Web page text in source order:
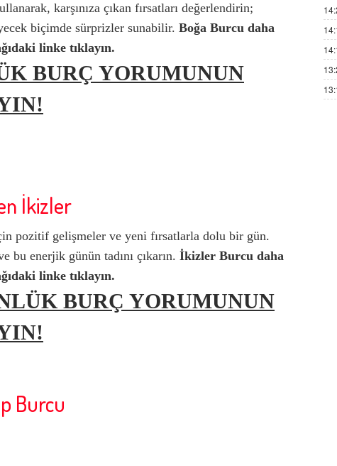
karşınıza çıkan fırsatları değerlendirin;
biçimde sürprizler sunabilir. Boğa Burcu daha
linke tıklayın.
BURÇ YORUMUNUN
İkizler
pozitif gelişmeler ve yeni fırsatlarla dolu bir gün.
enerjik günün tadını çıkarın. İkizler Burcu daha
linke tıklayın.
BURÇ YORUMUNUN
Burcu